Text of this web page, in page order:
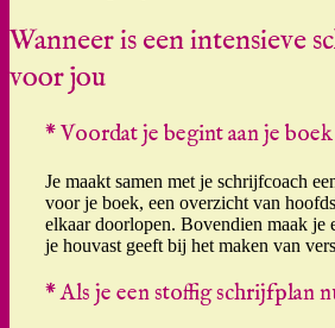
Wanneer is een intensieve
voor jou
* Voordat je begint aan je boek
Je maakt samen met je schrijfcoach
voor je boek, een overzicht van
elkaar doorlopen. Bovendien maak je
je houvast geeft bij het maken van
* Als je een stoffig schrijfplan